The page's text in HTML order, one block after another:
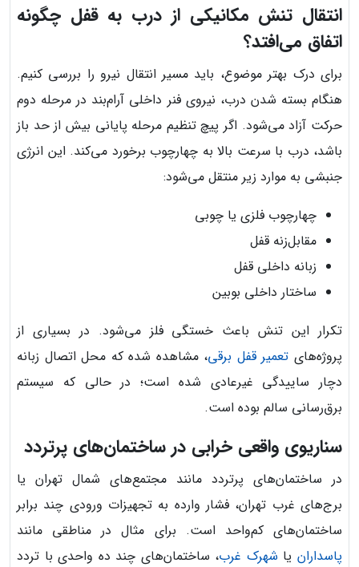
انتقال تنش مکانیکی از درب به قفل چگونه
اتفاق می‌افتد؟
برای درک بهتر موضوع، باید مسیر انتقال نیرو را بررسی کنیم.
هنگام بسته شدن درب، نیروی فنر داخلی آرام‌بند در مرحله دوم
حرکت آزاد می‌شود. اگر پیچ تنظیم مرحله پایانی بیش از حد باز
باشد، درب با سرعت بالا به چهارچوب برخورد می‌کند. این انرژی
جنبشی به موارد زیر منتقل می‌شود:
چهارچوب فلزی یا چوبی
مقابل‌زنه قفل
زبانه داخلی قفل
ساختار داخلی بوبین
تکرار این تنش باعث خستگی فلز می‌شود. در بسیاری از
پروژه‌های تعمیر قفل برقی، مشاهده شده که محل اتصال زبانه
دچار ساییدگی غیرعادی شده است؛ در حالی که سیستم
برق‌رسانی سالم بوده است.
سناریوی واقعی خرابی در ساختمان‌های پرتردد
در ساختمان‌های پرتردد مانند مجتمع‌های شمال تهران یا
برج‌های غرب تهران، فشار وارده به تجهیزات ورودی چند برابر
ساختمان‌های کم‌واحد است. برای مثال در مناطقی مانند
پاسدارانیا شهرک غرب، ساختمان‌های چند ده واحدی با تردد